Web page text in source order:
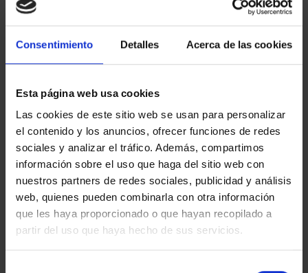
Consentimiento Detalles Acerca de las cookies
Esta página web usa cookies
Las cookies de este sitio web se usan para personalizar
el contenido y los anuncios, ofrecer funciones de redes
sociales y analizar el tráfico. Además, compartimos
información sobre el uso que haga del sitio web con
nuestros partners de redes sociales, publicidad y análisis
web, quienes pueden combinarla con otra información
que les haya proporcionado o que hayan recopilado a
partir del uso que haya hecho de sus servicios.
IBEROAMERICANA
"CAPITALES"
595,00 €
COLECCIÓN MONEDAS
PLATA
420,00 €